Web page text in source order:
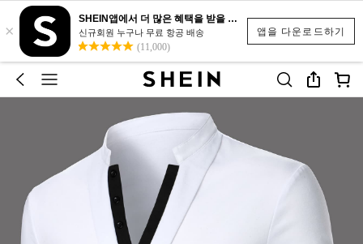
앱을 다운로드하기
×
SHEIN앱에서 더 많은 혜택을 받을 수 있어요.
신규회원 누구나 무료 항공 배송
(11,000)